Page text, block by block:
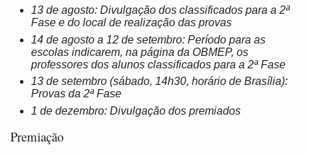
13 de agosto: Divulgação dos classificados para a 2ª
Fase e do local de realização das provas
14 de agosto a 12 de setembro: Período para as
escolas indicarem, na página da OBMEP, os
professores dos alunos classificados para a 2ª Fase
13 de setembro (sábado, 14h30, horário de Brasília):
Provas da 2ª Fase
1 de dezembro: Divulgação dos premiados
Premiação